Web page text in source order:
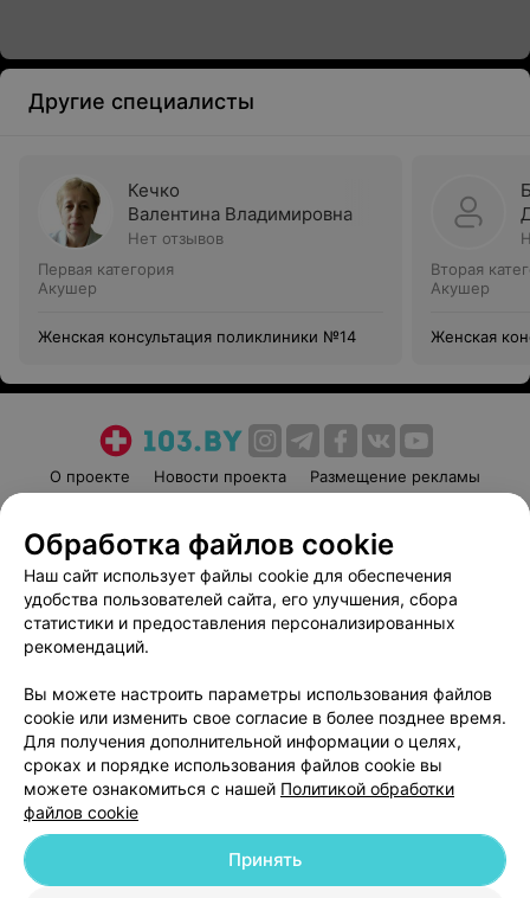
Другие специалисты
Кечко
Валентина Владимировна
Нет отзывов
Первая категория
Акушер
Женская консультация поликлиники №14
Вторая
Акушер
Женская
О проекте Новости проекта
Размещение рекламы
Пользовательское соглашение
Способы оплаты
Вакансии
Партнеры
Написать руководителю 103.by
Обработка персональных данных
© 2026 ООО «Артокс Лаб», УНП 191700409
| 220012, Республика Беларусь,
Обработка файлов cookie
Наш сайт использует файлы cookie для обеспечения
удобства пользователей сайта, его улучшения, сбора
статистики и предоставления персонализированных
рекомендаций.
Вы можете настроить параметры использования файлов
cookie или изменить свое согласие в более позднее время.
Для получения дополнительной информации о целях,
сроках и порядке использования файлов cookie вы
можете ознакомиться с нашей Политикой обработки
файлов cookie
Принять